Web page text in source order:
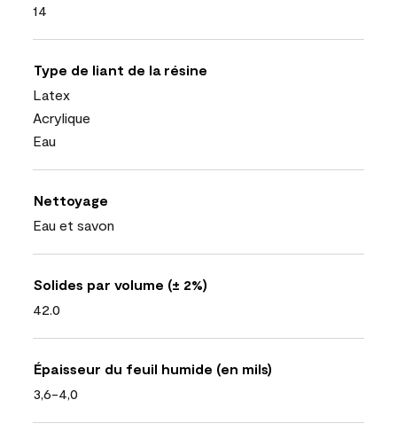
14
Type de liant de la résine
Latex
Acrylique
Eau
Nettoyage
Eau et savon
Solides par volume (± 2%)
42.0
Épaisseur du feuil humide (en mils)
3,6-4,0